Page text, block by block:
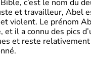
c’est le nom du
et travailleur, Abel
violent. Le prénom
et il a connu des pics
et reste relativement